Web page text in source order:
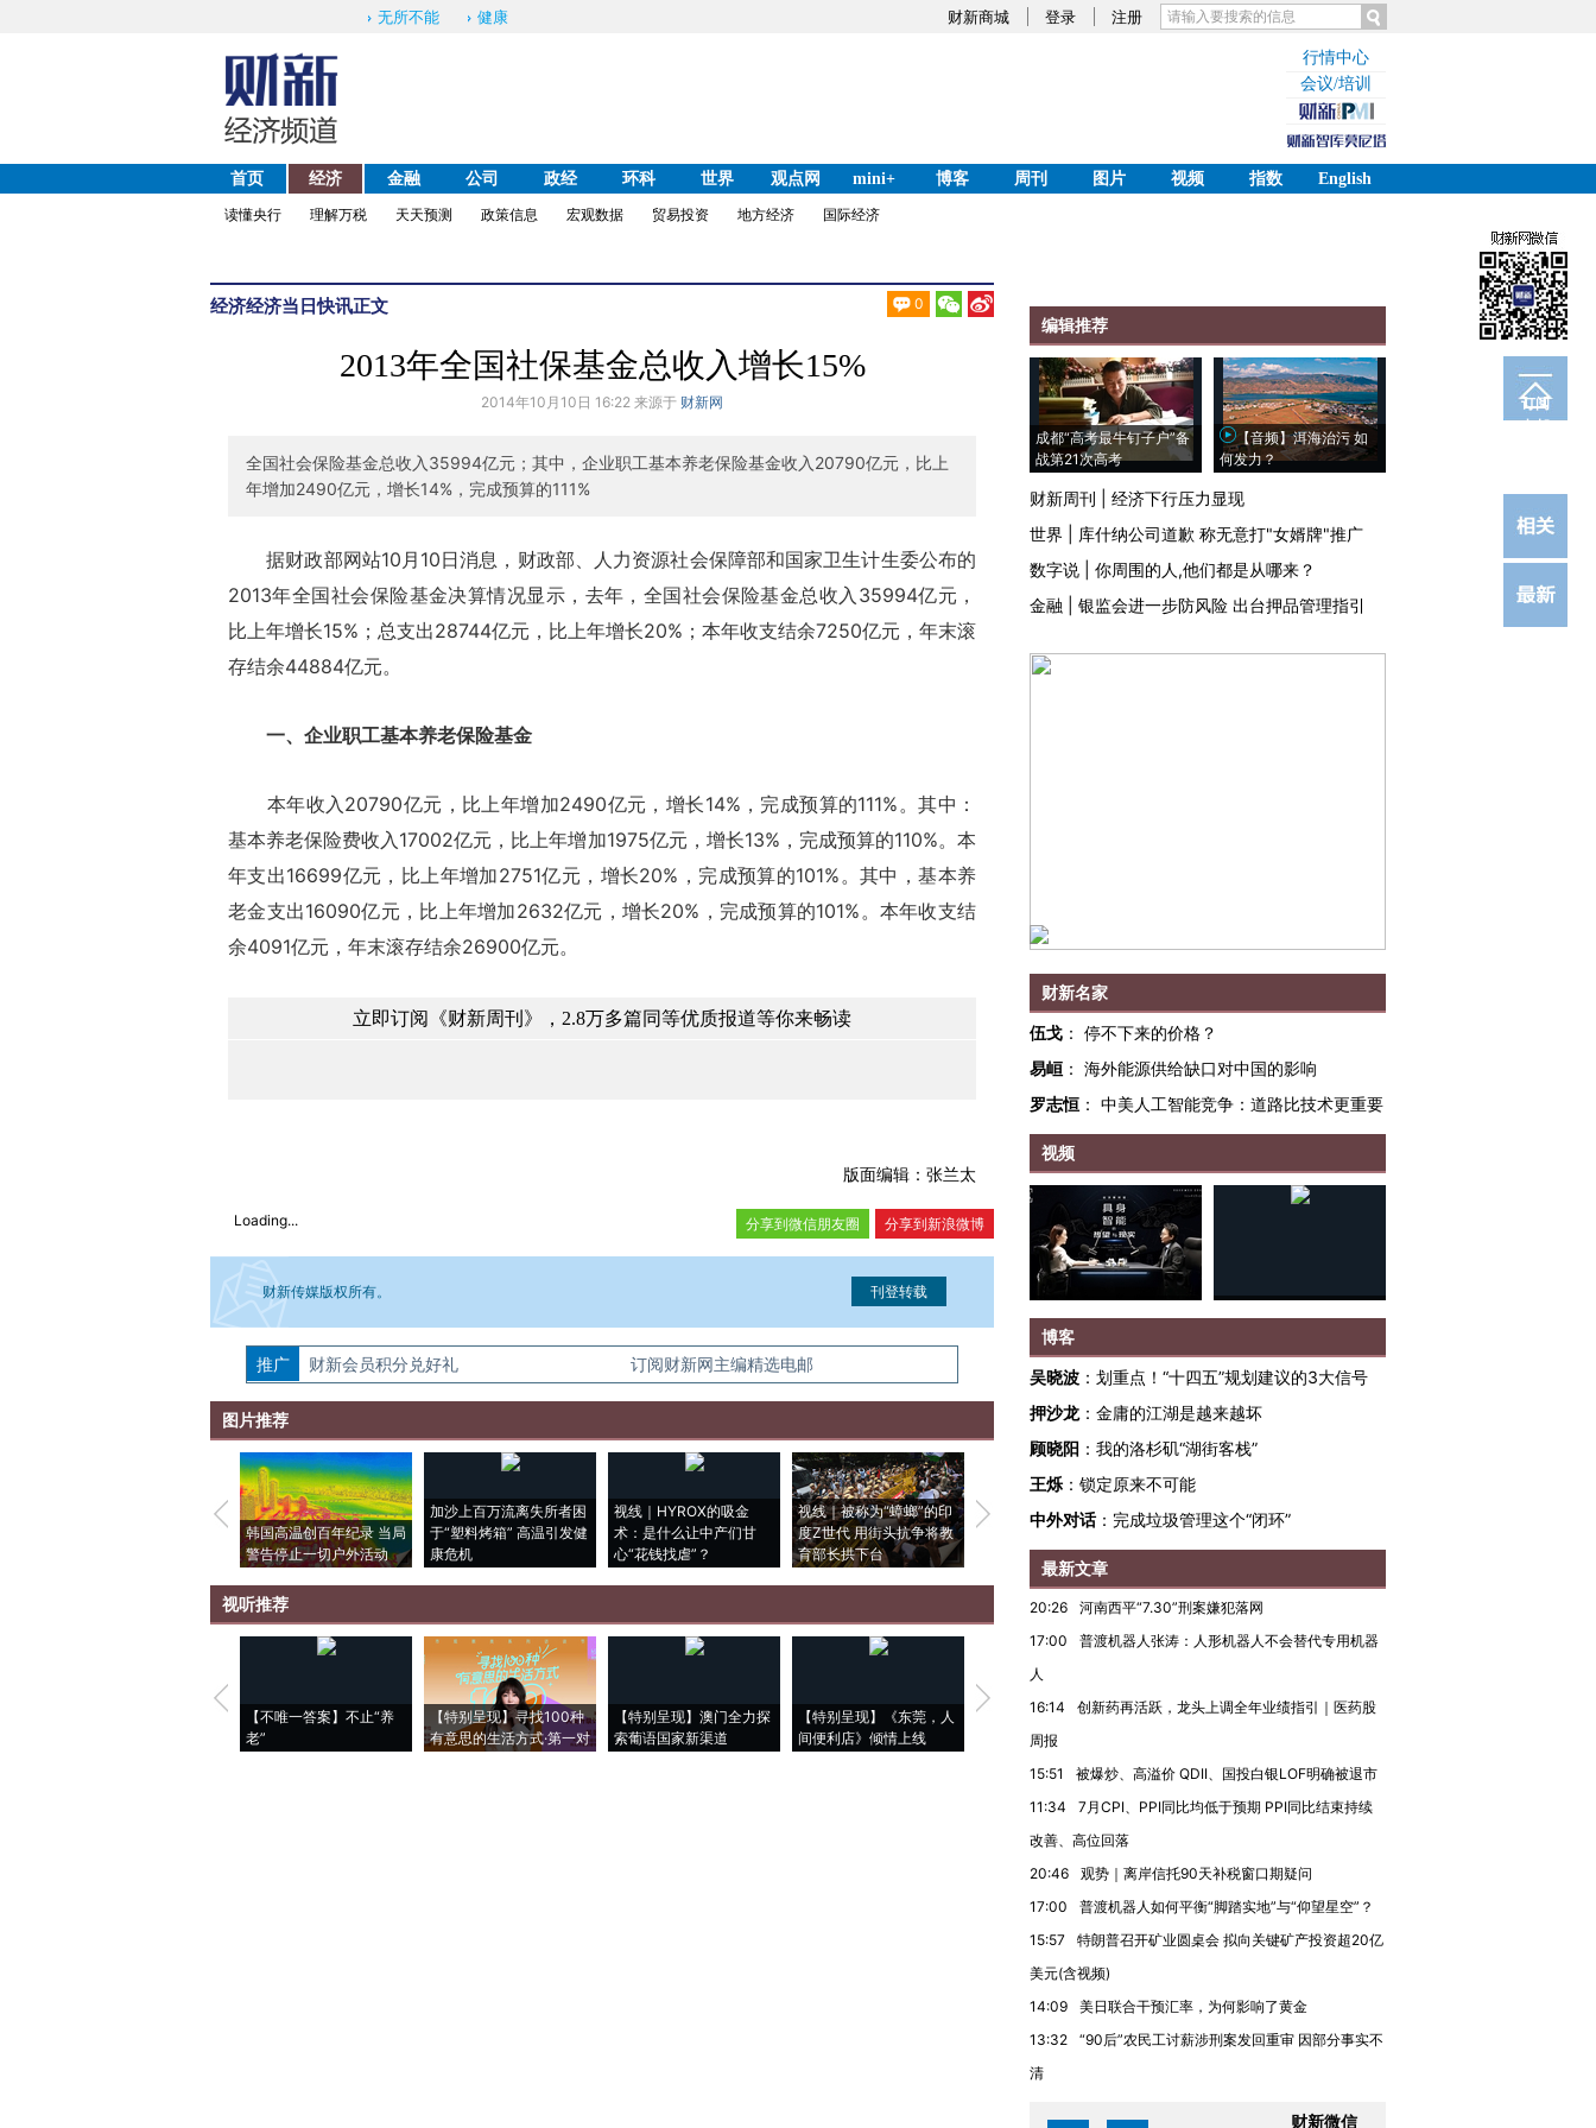
财新商城 登录 注册
无所不能 健康
行情中心
会议/培训
首页 经济 金融 公司 政经 环科 世界 观点网 mini+ 博客 周刊 图片 视频 指数
English
读懂央行
理解万税 天天预测 政策信息 宏观数据 贸易投资 地方经济 国际经济
经济经济当日快讯正文 0
订阅
电邮
2013年全国社保基金总收入增长15%
2014年10月10日 16:22 来源于 财新网
全国社会保险基金总收入35994亿元；其中，企业职工基本养老保险基金收入20790亿元，比上
年增加2490亿元，增长14%，完成预算的111%
据财政部网站10月10日消息，财政部、人力资源社会保障部和国家卫生计生委公布的
2013年全国社会保险基金决算情况显示，去年，全国社会保险基金总收入35994亿元，
比上年增长15%；总支出28744亿元，比上年增长20%；本年收支结余7250亿元，年末滚
存结余44884亿元。
一、企业职工基本养老保险基金
本年收入20790亿元，比上年增加2490亿元，增长14%，完成预算的111%。其中：
基本养老保险费收入17002亿元，比上年增加1975亿元，增长13%，完成预算的110%。本
年支出16699亿元，比上年增加2751亿元，增长20%，完成预算的101%。其中，基本养
老金支出16090亿元，比上年增加2632亿元，增长20%，完成预算的101%。本年收支结
余4091亿元，年末滚存结余26900亿元。
立即订阅《财新周刊》，2.8万多篇同等优质报道等你来畅读
版面编辑：张兰太
Loading... 分享到新浪微博
分享到微信朋友圈
财新传媒版权所有。
如需刊登转载请点击右侧按钮，提交相关信息。经确认即可刊登转载。
推广 财新会员积分兑好礼 订阅财新网主编精选电邮
图片推荐
韩国高温创百年纪录 当局
警告停止一切户外活动
加沙上百万流离失所者困
于“塑料烤箱” 高温引发健
康危机
视线｜HYROX的吸金
术：是什么让中产们甘
心“花钱找虐”？
视线｜被称为“蟑螂”的印
度Z世代 用街头抗争将教
育部长拱下台
视线｜“入侵”还是“人道危
机”？难民潮撕裂西班牙
飞地休达
湖北宜昌局部短时降雨
128毫米 紧急转移近
4000人
米
视听推荐
【不唯一答案】不止“养
老”
【特别呈现】寻找100种
有意思的生活方式·第一对
【特别呈现】澳门全力探
索葡语国家新渠道
【特别呈现】《东莞，人
间便利店》倾情上线
【推广】走进第四届链博
会，让数智科技“链”接产
【特别呈现】寻找100种
CFO：不靠规模取胜，华
编辑推荐
成都“高考最牛钉子户”备
战第21次高考
【音频】洱海治污 如
何发力？
财新周刊
经济下行压力显现
世界
库什纳公司道歉 称无意打"女婿牌"推广
数字说
你周围的人,他们都是从哪来？
金融
银监会进一步防风险 出台押品管理指引
财新名家
伍戈 ： 停不下来的价格？
易峘 ： 海外能源供给缺口对中国的影响
罗志恒 ： 中美人工智能竞争：道路比技术更重要
视频
博客
吴晓波 ： 划重点！“十四五”规划建议的3大信号
押沙龙 ： 金庸的江湖是越来越坏
顾晓阳 ： 我的洛杉矶“湖街客栈”
王烁 ： 锁定原来不可能
中外对话： 完成垃圾管理这个“闭环”
最新文章
20:26
河南西平“7.30”刑案嫌犯落网
17:00
普渡机器人张涛：人形机器人不会替代专用机器
人
16:14
创新药再活跃，龙头上调全年业绩指引｜医药股
周报
15:51
被爆炒、高溢价 QDII、国投白银LOF明确被退市
11:34
7月CPI、PPI同比均低于预期 PPI同比结束持续
改善、高位回落
20:46
观势｜离岸信托90天补税窗口期疑问
17:00
普渡机器人如何平衡“脚踏实地”与“仰望星空”？
15:57
特朗普召开矿业圆桌会 拟向关键矿产投资超20亿
美元(含视频)
14:09
美日联合干预汇率，为何影响了黄金
13:32
“90后”农民工讨薪涉刑案发回重审 因部分事实不
清
财新微信